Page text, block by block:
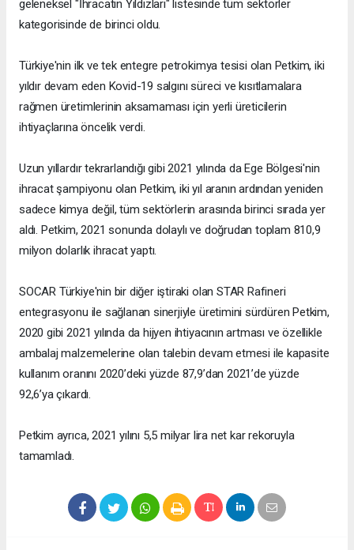
geleneksel "İhracatın Yıldızları" listesinde tüm sektörler
kategorisinde de birinci oldu.
Türkiye'nin ilk ve tek entegre petrokimya tesisi olan Petkim, iki
yıldır devam eden Kovid-19 salgını süreci ve kısıtlamalara
rağmen üretimlerinin aksamaması için yerli üreticilerin
ihtiyaçlarına öncelik verdi.
Uzun yıllardır tekrarlandığı gibi 2021 yılında da Ege Bölgesi'nin
ihracat şampiyonu olan Petkim, iki yıl aranın ardından yeniden
sadece kimya değil, tüm sektörlerin arasında birinci sırada yer
aldı. Petkim, 2021 sonunda dolaylı ve doğrudan toplam 810,9
milyon dolarlık ihracat yaptı.
SOCAR Türkiye'nin bir diğer iştiraki olan STAR Rafineri
entegrasyonu ile sağlanan sinerjiyle üretimini sürdüren Petkim,
2020 gibi 2021 yılında da hijyen ihtiyacının artması ve özellikle
ambalaj malzemelerine olan talebin devam etmesi ile kapasite
kullanım oranını 2020’deki yüzde 87,9’dan 2021’de yüzde
92,6’ya çıkardı.
Petkim ayrıca, 2021 yılını 5,5 milyar lira net kar rekoruyla
tamamladı.